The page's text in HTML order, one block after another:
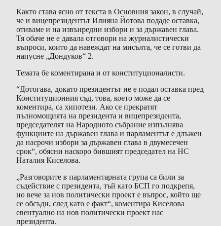
Както става ясно от текста в Основния закон, в случай,
че и вицепрезидентът Илияна Йотова подаде оставка,
отиваме и на извънредни избори и за държавен глава.
Тя обаче не е давала отговори на журналистически
въпроси, които да навеждат на мисълта, че се готви да
напусне „Дондуков“ 2.
Темата бе коментирана и от конституционалисти.
“Дотогава, докато президентът не е подал оставка пред
Конституционния съд, това, което може да се
коментира, са хипотези. Ако се прекратят
пълномощията на президента и вицепрезидента,
председателят на Народното събрание изпълнява
функциите на държавен глава и парламентът е длъжен
да насрочи избори за държавен глава в двумесечен
срок“, обясни наскоро бившият председател на НС
Наталия Киселова.
„Разговорите в парламентарната група са били за
съдействие с президента, тъй като БСП го подкрепя,
но вече за нов политически проект е въпрос, който ще
се обсъди, след като е факт“, коментира Киселова
евентуално на нов политически проект нас
президента.